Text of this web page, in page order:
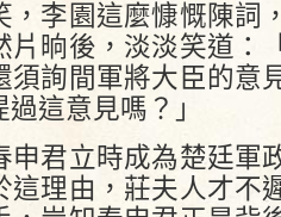
，李園這麼慷慨陳詞
片晌後，淡淡笑道：
須詢間軍將大臣的意
這意見嗎？」
申君立時成為楚廷軍
這理由，莊夫人才不